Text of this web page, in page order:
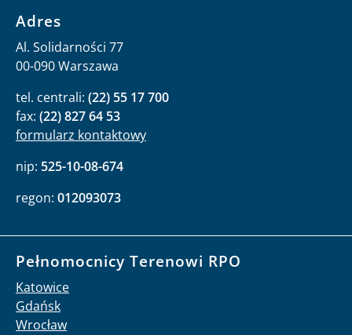
Adres
Al. Solidarności 77
00-090 Warszawa
tel. centrali: (22) 55 17 700
fax: (22) 827 64 53
formularz kontaktowy
nip: 525-10-08-674
regon: 012093073
Pełnomocnicy Terenowi RPO
Katowice
Gdańsk
Wrocław